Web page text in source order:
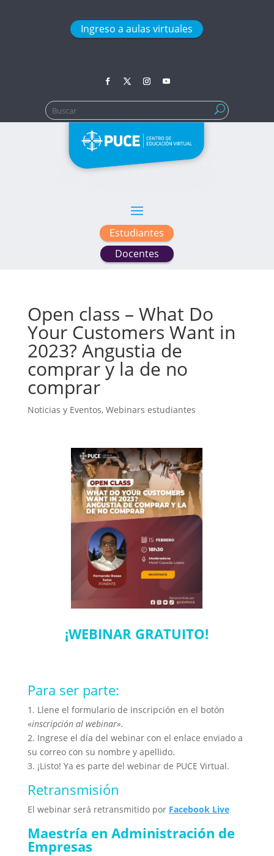
Ingreso a aulas virtuales
Buscar:
Estudiantes
Docentes
Open class – What Do
Your Customers Want in
2023? Angustia de
comprar y la de no
comprar
Noticias y Eventos, Webinars estudiantes
¡WEBINAR GRATUITO!
Para ser parte:
1. Llene el formulario de inscripción en el botón
«inscripción al webinar».
2. Ingrese el día del webinar con el enlace enviado a
su correo con su nombre y apellido.
3. ¡Listo! Ya es parte del webinar de PUCE Virtual.
Retransmisión
El webinar será retransmitido por Facebook Live
Maestría en Administración de
Empresas